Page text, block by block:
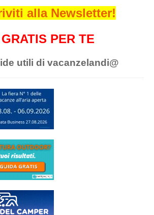
alla Newsletter!
GRATIS PER TE
utili di vacanzelandi@